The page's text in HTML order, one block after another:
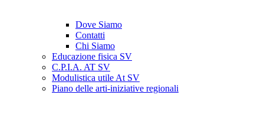
Dove Siamo
Contatti
Chi Siamo
Educazione fisica SV
C.P.I.A. AT SV
Modulistica utile At SV
Piano delle arti-iniziative regionali